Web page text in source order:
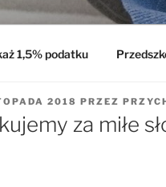
1,5% podatku
2018 PRZEZ
za miłe